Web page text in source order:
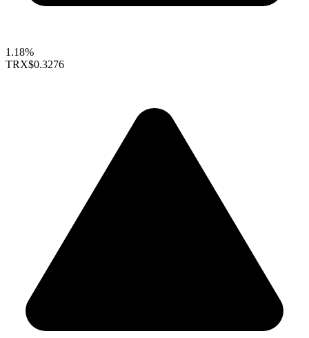
1.18%
TRX$0.3276